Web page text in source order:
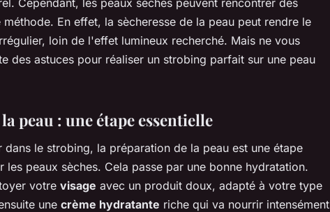
En effet, la sècheresse de la peau peut rendre le
loin de l'effet lumineux recherché. Mais ne vous
des astuces pour réaliser un strobing parfait sur une peau
peau : une étape essentielle
dans le strobing, la préparation de la peau est une étape
les peaux sèches. Cela passe par une bonne hydratation.
votre visage avec un produit doux, adapté à votre type
une crème hydratante riche qui va nourrir intensément